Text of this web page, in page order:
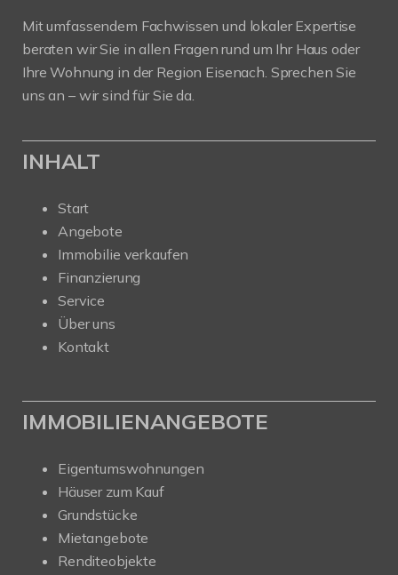
Mit umfassendem Fachwissen und lokaler Expertise
beraten wir Sie in allen Fragen rund um Ihr Haus oder
Ihre Wohnung in der Region Eisenach. Sprechen Sie
uns an – wir sind für Sie da.
INHALT
Start
Angebote
Immobilie verkaufen
Finanzierung
Service
Über uns
Kontakt
IMMOBILIENANGEBOTE
Eigentumswohnungen
Häuser zum Kauf
Grundstücke
Mietangebote
Renditeobjekte